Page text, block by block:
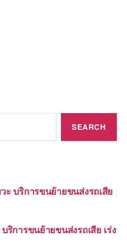
ะ บริการขนย้ายขนส่งรถเสีย
ริการขนย้ายขนส่งรถเสีย เร่ง